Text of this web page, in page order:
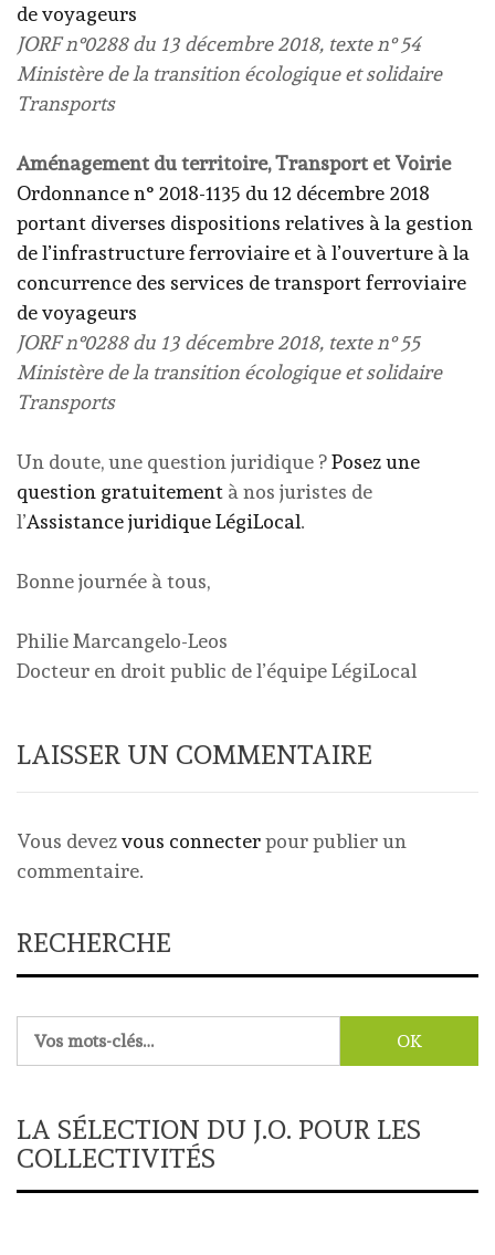
de voyageurs
JORF n°0288 du 13 décembre 2018, texte n° 54
Ministère de la transition écologique et solidaire
Transports
Aménagement du territoire, Transport et Voirie
Ordonnance n° 2018-1135 du 12 décembre 2018
portant diverses dispositions relatives à la gestion
de l’infrastructure ferroviaire et à l’ouverture à la
concurrence des services de transport ferroviaire
de voyageurs
JORF n°0288 du 13 décembre 2018, texte n° 55
Ministère de la transition écologique et solidaire
Transports
Un doute, une question juridique ?Posez une
question gratuitement à nos juristes de
l’Assistance juridique LégiLocal.
Bonne journée à tous,
Philie Marcangelo-Leos
Docteur en droit public de l’équipe LégiLocal
LAISSER UN COMMENTAIRE
Vous devezvous connecterpour publier un
commentaire.
RECHERCHE
LA SÉLECTION DU J.O. POUR LES
COLLECTIVITÉS